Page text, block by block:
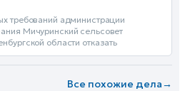
требований администрации
Мичуринский сельсовет
области отказать
Все похожие дела→